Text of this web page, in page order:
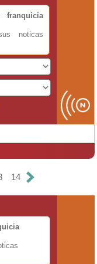
franquicia
noticas
14